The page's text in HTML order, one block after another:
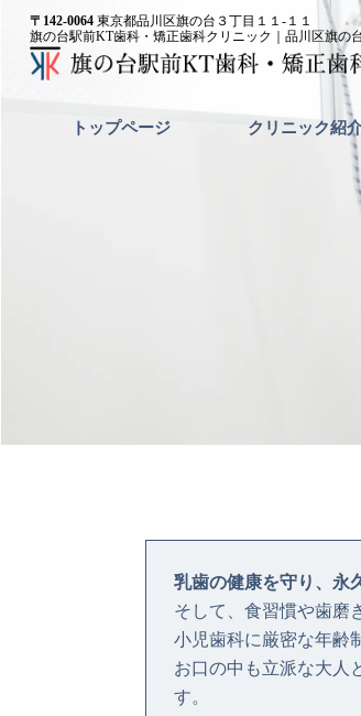
〒142-0064 東京都品川区旗の台３丁目１１-１１
旗の台駅前KT歯科・矯正歯科クリニック｜品川区旗の
トップページ クリニック紹
乳歯の健康を守り、永
そして、食習慣や歯磨
小児歯科に厳密な年齢
お口の中も立派な大人
す。